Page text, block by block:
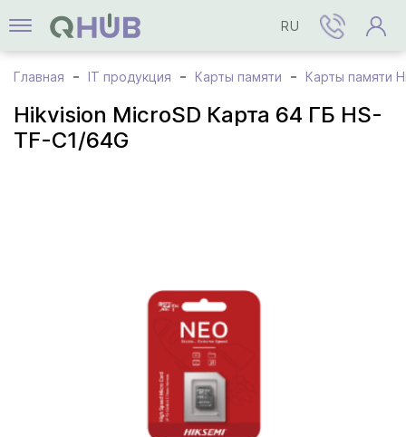
RU
Главная IT продукция Карты памяти Карты памяти
Hikvision MicroSD Карта 64 ГБ HS-
TF-C1/64G